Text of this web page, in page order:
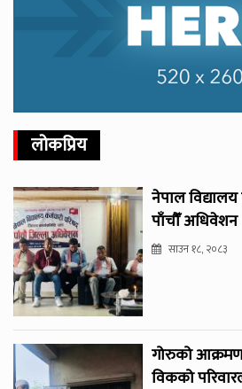
लोकप्रिय
नेपाल
पाँचौँ अधिवेशन
साउन १८, २०८३
गोरुको
विकको